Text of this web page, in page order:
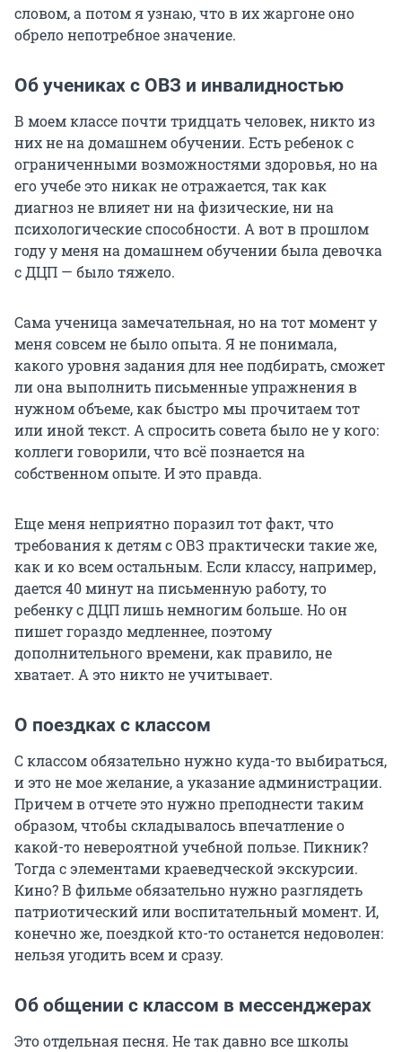
словом, а потом я узнаю, что в их жаргоне оно
обрело непотребное значение.
Об учениках с ОВЗ и инвалидностью
В моем классе почти тридцать человек, никто из
них не на домашнем обучении. Есть ребенок с
ограниченными возможностями здоровья, но на
его учебе это никак не отражается, так как
диагноз не влияет ни на физические, ни на
психологические способности. А вот в прошлом
году у меня на домашнем обучении была девочка
с ДЦП — было тяжело.
Сама ученица замечательная, но на тот момент у
меня совсем не было опыта. Я не понимала,
какого уровня задания для нее подбирать, сможет
ли она выполнить письменные упражнения в
нужном объеме, как быстро мы прочитаем тот
или иной текст. А спросить совета было не у кого:
коллеги говорили, что всё познается на
собственном опыте. И это правда.
Еще меня неприятно поразил тот факт, что
требования к детям с ОВЗ практически такие же,
как и ко всем остальным. Если классу, например,
дается40 минутна письменную работу, то
ребенку с ДЦП лишь немногим больше. Но он
пишет гораздо медленнее, поэтому
дополнительного времени, как правило, не
хватает. А это никто не учитывает.
О поездках с классом
С классом обязательно нужно куда-то выбираться,
и это не мое желание, а указание администрации.
Причем в отчете это нужно преподнести таким
образом, чтобы складывалось впечатление о
какой-то невероятной учебной пользе. Пикник?
Тогда с элементами краеведческой экскурсии.
Кино? В фильме обязательно нужно разглядеть
патриотический или воспитательный момент. И,
конечно же, поездкой кто-то останется недоволен:
нельзя угодить всем и сразу.
Об общении с классом в мессенджерах
Это отдельная песня. Не так давно все школы